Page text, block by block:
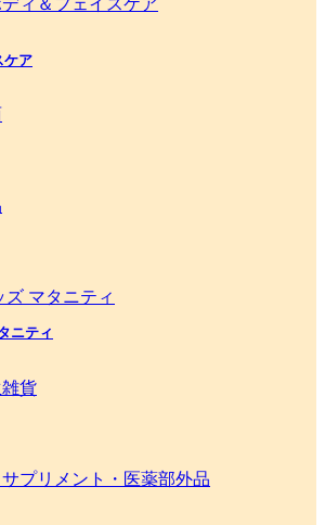
ケア
ニティ